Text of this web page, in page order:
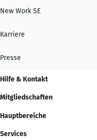
New Work SE
Karriere
Presse
Hilfe & Kontakt
Mitgliedschaften
Hauptbereiche
Services